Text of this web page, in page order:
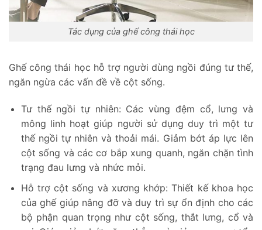
Tác dụng của ghế công thái học
Ghế công thái học hỗ trợ người dùng ngồi đúng tư thế,
ngăn ngừa các vấn đề về cột sống.
Tư thế ngồi tự nhiên: Các vùng đệm cổ, lưng và
mông linh hoạt giúp người sử dụng duy trì một tư
thế ngồi tự nhiên và thoải mái. Giảm bớt áp lực lên
cột sống và các cơ bắp xung quanh, ngăn chặn tình
trạng đau lưng và nhức mỏi.
Hỗ trợ cột sống và xương khớp: Thiết kế khoa học
của ghế giúp nâng đỡ và duy trì sự ổn định cho các
bộ phận quan trọng như cột sống, thắt lưng, cổ và